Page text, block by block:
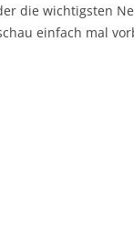
die wichtigsten
einfach mal